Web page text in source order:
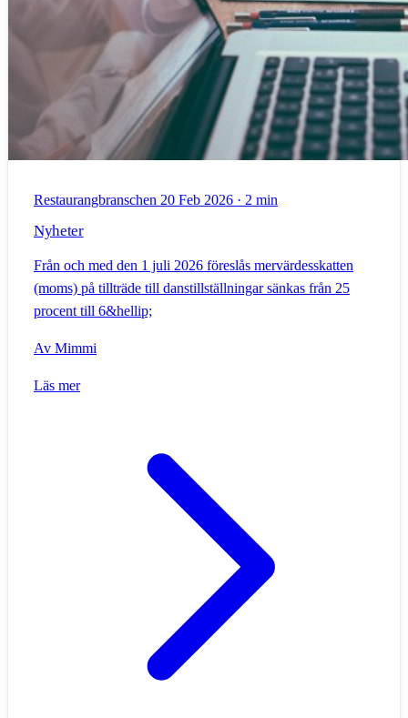
Restaurangbranschen 20 Feb 2026 · 2 min
Nyheter
Från och med den 1 juli 2026 föreslås mervärdesskatten
(moms) på tillträde till danstillställningar sänkas från 25
procent till 6&hellip;
Av Mimmi
Läs mer